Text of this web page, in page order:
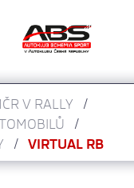
V RALLY
VIRTUAL RB